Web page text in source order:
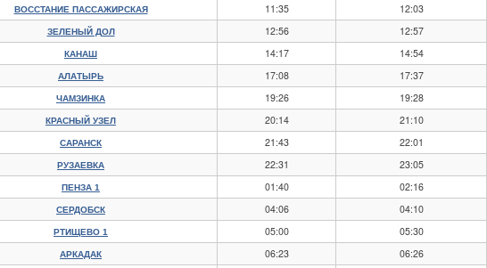
ВОССТАНИЕ ПАССАЖИРСКАЯ 11:35 12:03
ЗЕЛЕНЫЙ ДОЛ 12:56 12:57
КАНАШ 14:17 14:54
АЛАТЫРЬ 17:08 17:37
ЧАМЗИНКА 19:26 19:28
КРАСНЫЙ УЗЕЛ 20:14 21:10
САРАНСК 21:43 22:01
РУЗАЕВКА 22:31 23:05
ПЕНЗА 1 01:40 02:16
СЕРДОБСК 04:06 04:10
РТИЩЕВО 1 05:00 05:30
АРКАДАК 06:23 06:26